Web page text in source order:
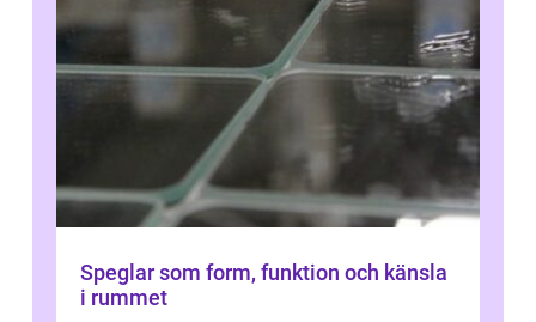
Speglar som form, funktion och känsla
i rummet